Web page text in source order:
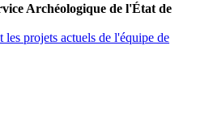
Archéologique de l'État de
projets actuels de l'équipe de